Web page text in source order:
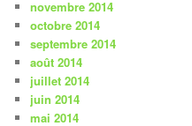
novembre 2014
octobre 2014
septembre 2014
août 2014
juillet 2014
juin 2014
mai 2014